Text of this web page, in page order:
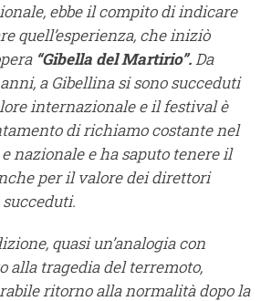
ebbe il compito di indicare
quell’esperienza, che iniziò
“Gibella del Martirio”.Da
a Gibellina si sono succeduti
internazionale e il festival è
di richiamo costante nel
nazionale e ha saputo tenere il
per il valore dei direttori
quasi un’analogia con
alla tragedia del terremoto,
ritorno alla normalità dopo la